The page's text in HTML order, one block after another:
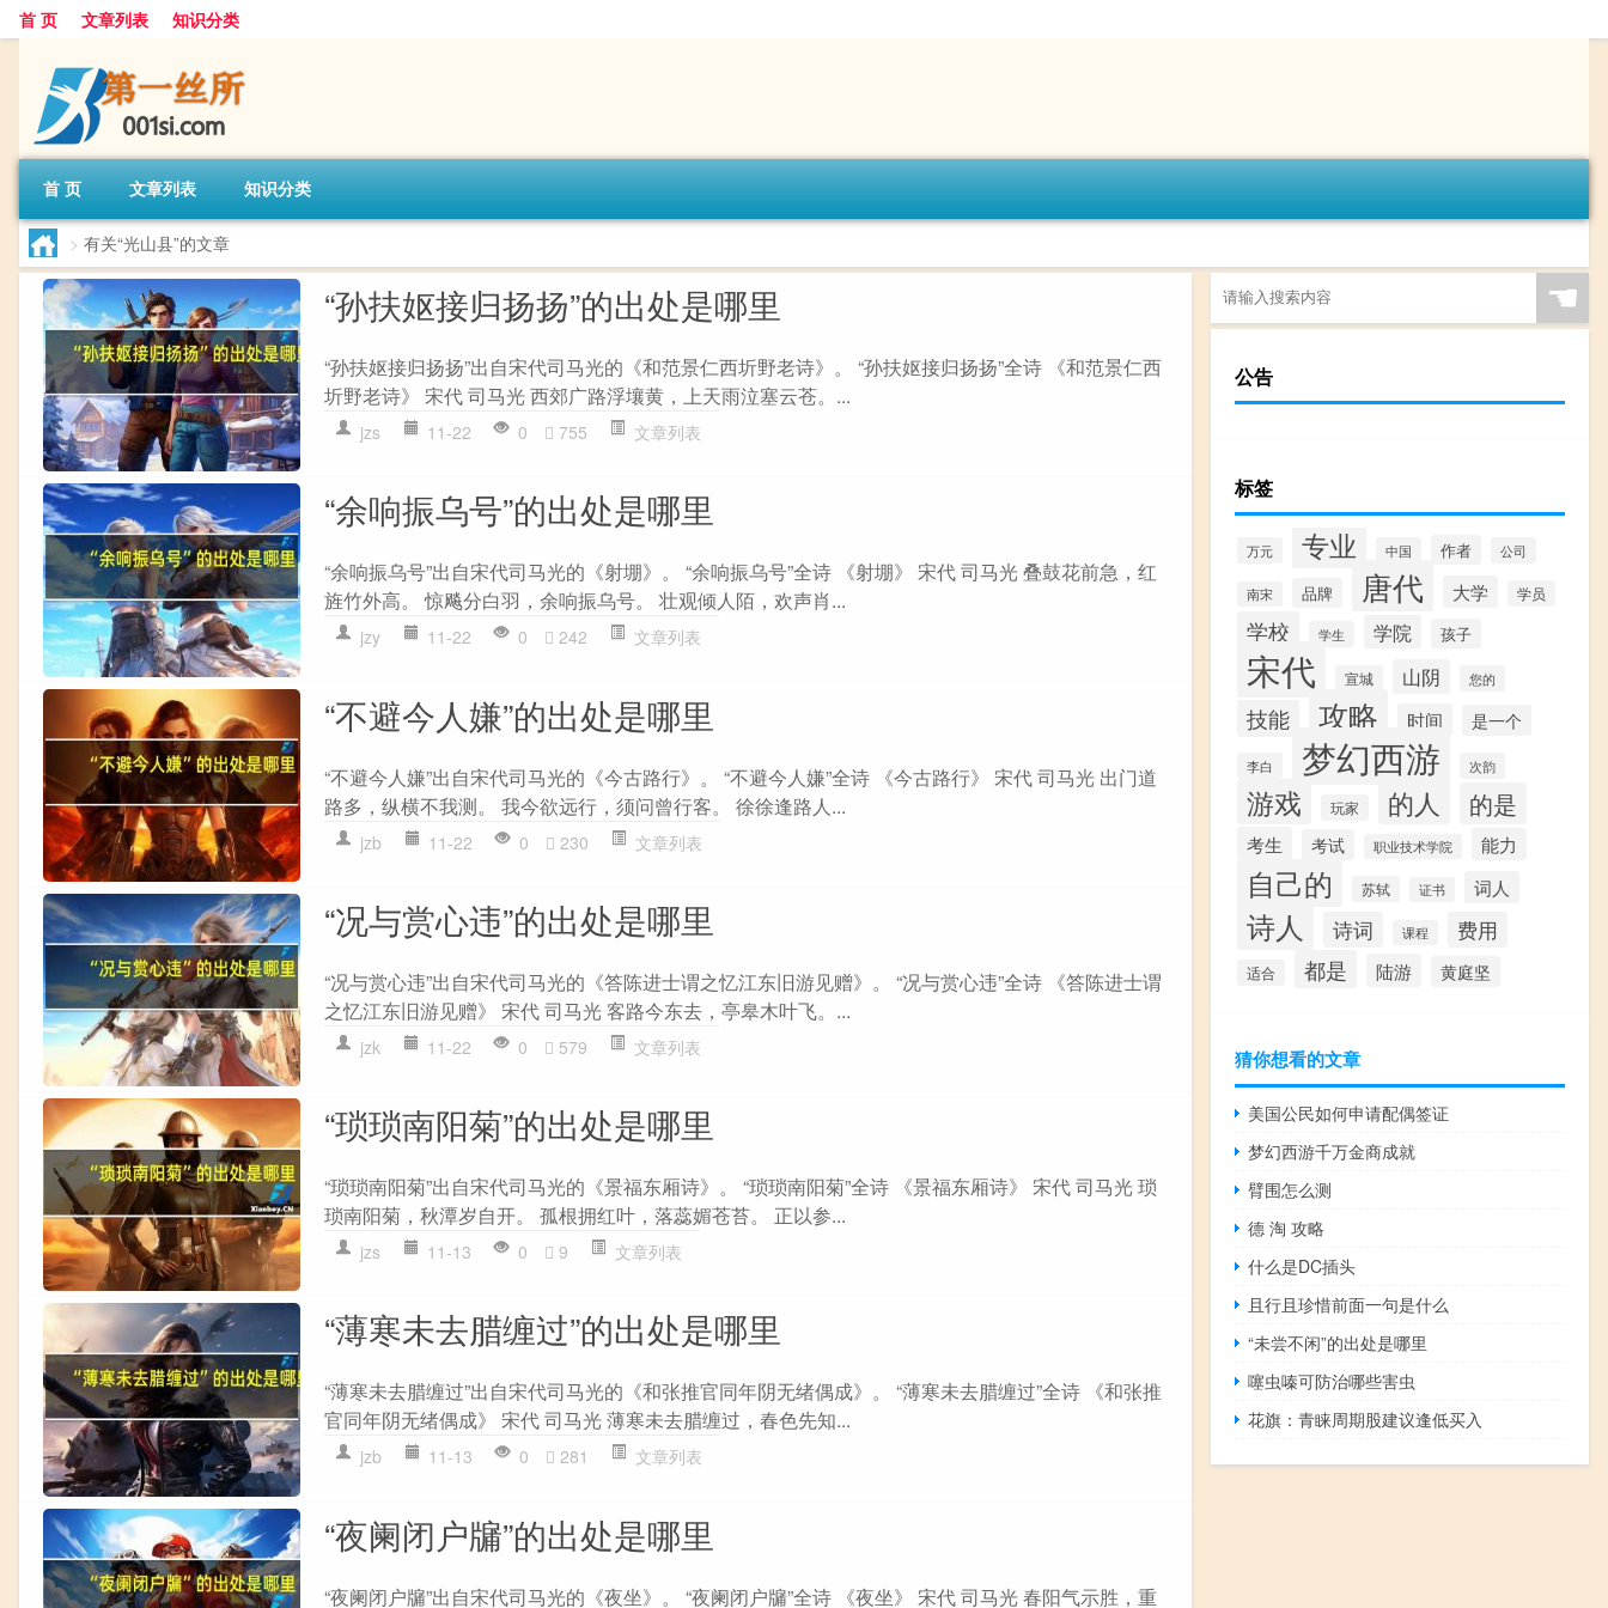
首 页 文章列表 知识分类
首 页 文章列表 知识分类
> 有关“光山县”的文章
“孙扶妪接归扬扬”的出处是哪里
“孙扶妪接归扬扬”出自宋代司马光的《和范景仁西圻野老诗》。 “孙扶妪接归扬扬”全诗 《和范景仁西
圻野老诗》 宋代 司马光 西郊广路浮壤黄，上天雨泣塞云苍。...
jzs 11-22 0 755 文章列表
“余响振乌号”的出处是哪里
“余响振乌号”出自宋代司马光的《射堋》。 “余响振乌号”全诗 《射堋》 宋代 司马光 叠鼓花前急，红
旌竹外高。 惊飚分白羽，余响振乌号。 壮观倾人陌，欢声肖...
jzy 11-22 0 242 文章列表
“不避今人嫌”的出处是哪里
“不避今人嫌”出自宋代司马光的《今古路行》。 “不避今人嫌”全诗 《今古路行》 宋代 司马光 出门道
路多，纵横不我测。 我今欲远行，须问曾行客。 徐徐逢路人...
jzb 11-22 0 230 文章列表
“况与赏心违”的出处是哪里
“况与赏心违”出自宋代司马光的《答陈进士谓之忆江东旧游见赠》。 “况与赏心违”全诗 《答陈进士谓
之忆江东旧游见赠》 宋代 司马光 客路今东去，亭皋木叶飞。...
jzk 11-22 0 579 文章列表
“琐琐南阳菊”的出处是哪里
“琐琐南阳菊”出自宋代司马光的《景福东厢诗》。 “琐琐南阳菊”全诗 《景福东厢诗》 宋代 司马光 琐
琐南阳菊，秋潭岁自开。 孤根拥红叶，落蕊媚苍苔。 正以参...
jzs 11-13 0 9 文章列表
“薄寒未去腊缠过”的出处是哪里
“薄寒未去腊缠过”出自宋代司马光的《和张推官同年阴无绪偶成》。 “薄寒未去腊缠过”全诗 《和张推
官同年阴无绪偶成》 宋代 司马光 薄寒未去腊缠过，春色先知...
jzb 11-13 0 281 文章列表
“夜阑闭户牖”的出处是哪里
“夜阑闭户牖”出自宋代司马光的《夜坐》。 “夜阑闭户牖”全诗 《夜坐》 宋代 司马光 春阳气示胜，重
☚
公告
标签
万元 专业 中国 作者 公司
南宋 品牌 唐代 大学 学员
学校 学生 学院 孩子
宋代 宣城 山阴 您的
技能 攻略 时间 是一个
李白 梦幻西游 次韵
游戏 玩家 的人 的是
考生 考试 职业技术学院 能力
自己的 苏轼 证书 词人
诗人 诗词 课程 费用
适合 都是 陆游 黄庭坚
猜你想看的文章
美国公民如何申请配偶签证
梦幻西游千万金商成就
臂围怎么测
德 淘 攻略
什么是DC插头
且行且珍惜前面一句是什么
“未尝不闲”的出处是哪里
噻虫嗪可防治哪些害虫
花旗：青睐周期股建议逢低买入